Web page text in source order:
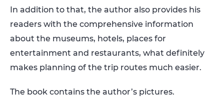
In addition to that, the author also provides his
readers with the comprehensive information
about the museums, hotels, places for
entertainment and restaurants, what definitely
makes planning of the trip routes much easier.
The book contains the author’s pictures.